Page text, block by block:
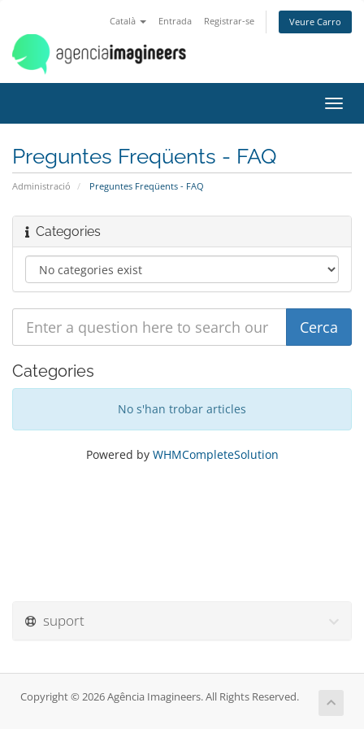
Català Entrada Registrar-se Veure Carro
Preguntes Freqüents - FAQ
Administració Preguntes Freqüents - FAQ
Categories
Categories
No s'han trobar articles
Powered by WHMCompleteSolution
suport
Copyright © 2026 Agência Imagineers. All Rights Reserved.